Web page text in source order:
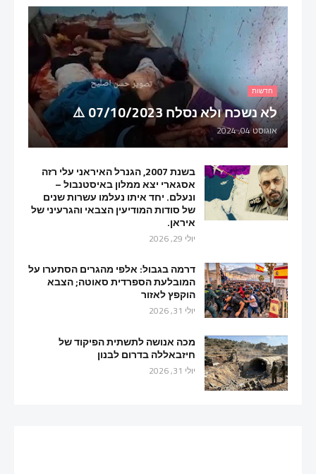
חדשות
לא נשכח ולא נסלח 07/10/2023 ⚠️
אוגוסט 04, 2024
בשנת 2007, הגנרל האיראני עלי רזה
אסגארי יצא ממלון באיסטנבול –
ונעלם. יחד איתו נעלמו עשרות שנים
של סודות המודיעין הצבאי והגרעיני של
איראן.
יולי 29, 2026
דרמה בגבול: אלפי מהגרים הסתערו על
המובלעת הספרדית סאוטה; הצבא
הוקפץ לאזור
יולי 31, 2026
מכה אנושה לתשתית הפיקוד של
חיזבאללה בדרום לבנון
יולי 31, 2026